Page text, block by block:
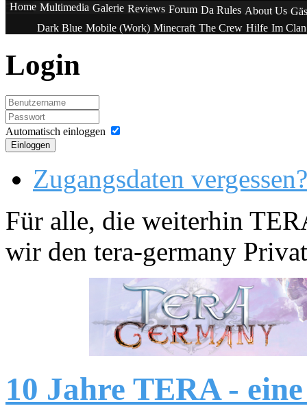
Home Multimedia Galerie Reviews Forum Da Rules About Us
Dark Blue Mobile (Work) Minecraft The Crew Hilfe Im
Login
Automatisch einloggen
Einloggen
Zugangsdaten vergessen?
Für alle, die weiterhin
wir den tera-germany
10 Jahre TERA -